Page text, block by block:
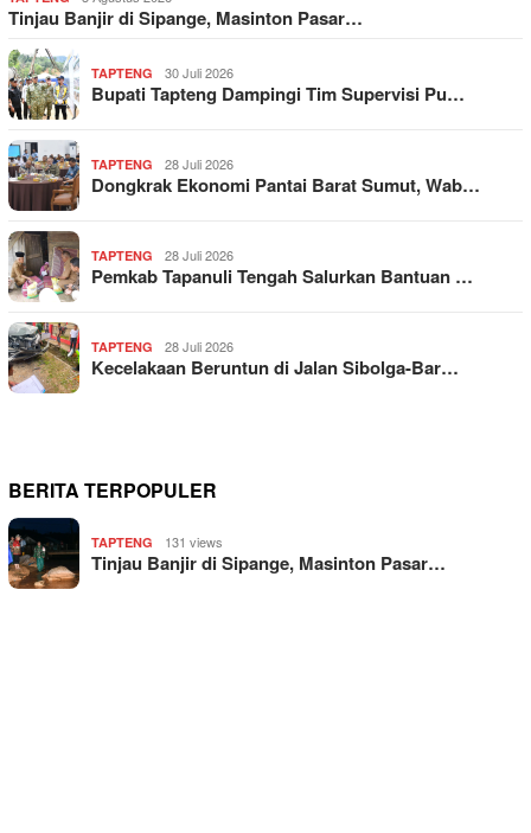
Tinjau Banjir di Sipange, Masinton Pasar…
TAPTENG 30 Juli 2026
Bupati Tapteng Dampingi Tim Supervisi Pu…
TAPTENG 28 Juli 2026
Dongkrak Ekonomi Pantai Barat Sumut, Wab…
TAPTENG 28 Juli 2026
Pemkab Tapanuli Tengah Salurkan Bantuan …
TAPTENG 28 Juli 2026
Kecelakaan Beruntun di Jalan Sibolga-Bar…
BERITA TERPOPULER
TAPTENG 131 views
Tinjau Banjir di Sipange, Masinton Pasar…